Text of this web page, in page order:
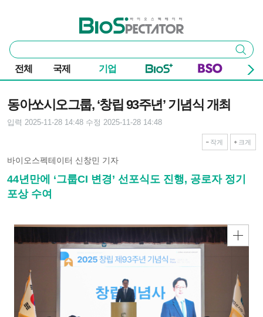
바이오스펙테이터
통
합
검
색
검색
전체 국제 기업
동아쏘시오그룹, ‘창립 93주년’ 기념식 개최
입력 2025-11-28 14:48 수정 2025-11-28 14:48
작게 크게
바이오스펙테이터 신창민 기자
44년만에 ‘그룹CI 변경’ 선포식도 진행, 공로자 정기
포상 수여